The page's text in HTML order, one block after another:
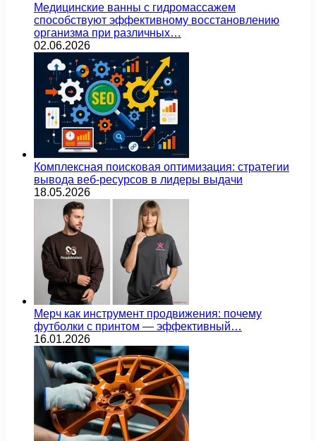
Медицинские ванны с гидромассажем
способствуют эффективному восстановлению
организма при различных…
02.06.2026
Комплексная поисковая оптимизация: стратегии
вывода веб-ресурсов в лидеры выдачи
18.05.2026
Мерч как инструмент продвижения: почему
футболки с принтом — эффективный…
16.01.2026